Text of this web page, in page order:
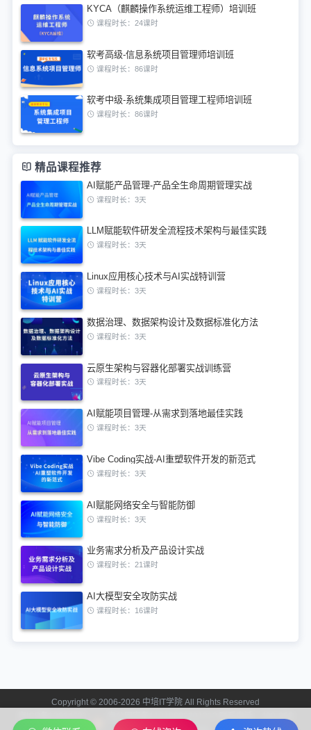
KYCA（麒麟操作系统运维工程师）培训班
课程时长：24课时
软考高级-信息系统项目管理师培训班
课程时长：86课时
软考中级-系统集成项目管理工程师培训班
课程时长：86课时
精品课程推荐
AI赋能产品管理-产品全生命周期管理实战
课程时长：3天
LLM赋能软件研发全流程技术架构与最佳实践
课程时长：3天
Linux应用核心技术与AI实战特训营
课程时长：3天
数据治理、数据架构设计及数据标准化方法
课程时长：3天
云原生架构与容器化部署实战训练营
课程时长：3天
AI赋能项目管理-从需求到落地最佳实践
课程时长：3天
Vibe Coding实战-AI重塑软件开发的新范式
课程时长：3天
AI赋能网络安全与智能防御
课程时长：3天
业务需求分析及产品设计实战
课程时长：21课时
AI大模型安全攻防实战
课程时长：16课时
Copyright © 2006-2026 中培IT学院 All Rights Reserved